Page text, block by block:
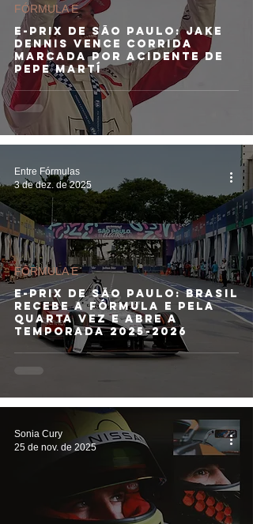
E-PRIX DE SÃO PAULO: Jake
Dennis vence corrida
marcada por acidente de
Pepe Martí
FÓRMULA E
E-PRIX DE SÃO PAULO: Brasil
recebe a Fórmula E pela
quarta vez e abre a
temporada 2025-2026
FÓRMULA E
Entre Fórmulas
3 de dez. de 2025
Sonia Cury
25 de nov. de 2025